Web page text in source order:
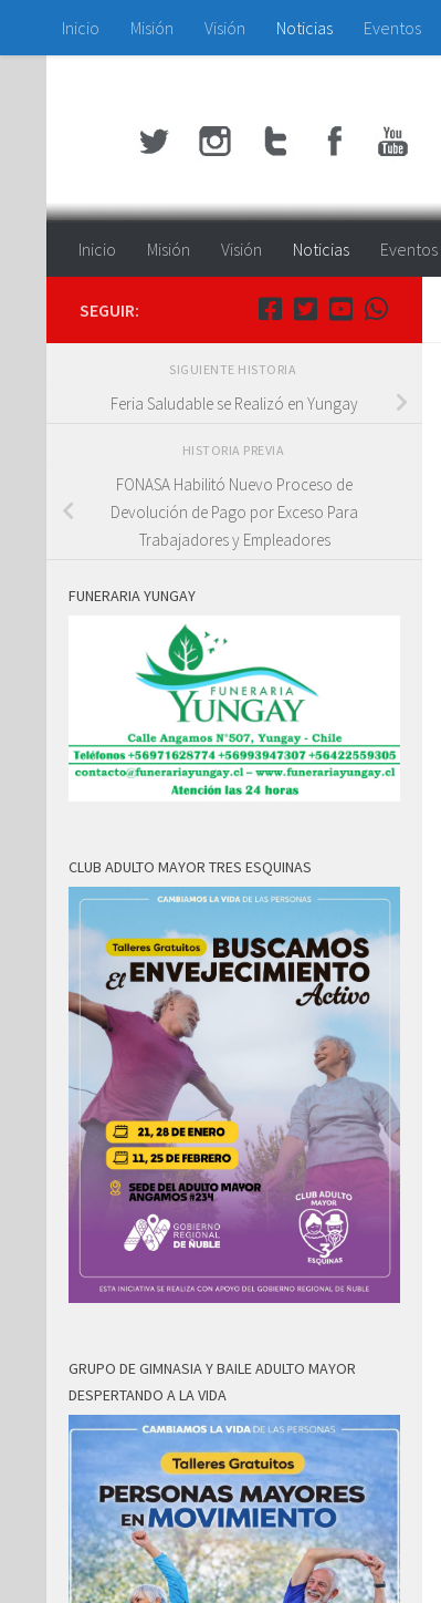
Saltar al contenido
Inicio Misión Visión Noticias Eventos
Inicio Misión Visión Noticias Eventos
SEGUIR:
SIGUIENTE HISTORIA
Feria Saludable se Realizó en Yungay
HISTORIA PREVIA
FONASA Habilitó Nuevo Proceso de
Devolución de Pago por Exceso Para
Trabajadores y Empleadores
FUNERARIA YUNGAY
CLUB ADULTO MAYOR TRES ESQUINAS
GRUPO DE GIMNASIA Y BAILE ADULTO MAYOR
DESPERTANDO A LA VIDA